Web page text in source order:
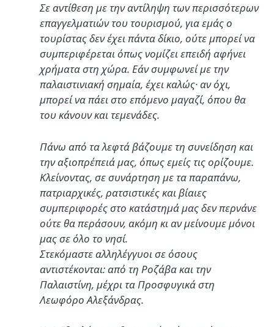
Σε αντίθεση με την αντίληψη των περισσότερων
επαγγελματιών του τουρισμού, για εμάς ο
τουρίστας δεν έχει πάντα δίκιο, ούτε μπορεί να
συμπεριφέρεται όπως νομίζει επειδή αφήνει
χρήματα στη χώρα. Εάν συμφωνεί με την
παλαιστινιακή σημαία, έχει καλώς· αν όχι,
μπορεί να πάει στο επόμενο μαγαζί, όπου θα
του κάνουν και τεμενάδες.
Πάνω από τα λεφτά βάζουμε τη συνείδηση και
την αξιοπρέπειά μας, όπως εμείς τις ορίζουμε.
Κλείνοντας, σε συνάρτηση με τα παραπάνω,
πατριαρχικές, ρατσιστικές και βίαιες
συμπεριφορές στο κατάστημά μας δεν περνάνε
ούτε θα περάσουν, ακόμη κι αν μείνουμε μόνοι
μας σε όλο το νησί.
Στεκόμαστε αλληλέγγυοι σε όσους
αντιστέκονται: από τη Ροζάβα και την
Παλαιστίνη, μέχρι τα Προσφυγικά στη
Λεωφόρο Αλεξάνδρας.